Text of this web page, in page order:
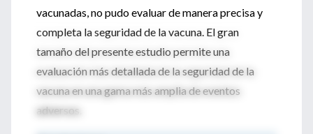
vacunadas, no pudo evaluar de manera precisa y
completa la seguridad de la vacuna. El gran
tamaño del presente estudio permite una
evaluación más detallada de la seguridad de la
vacuna en una gama más amplia de eventos
adversos.